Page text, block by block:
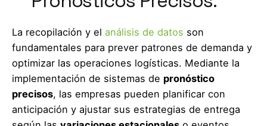
La recopilación y el análisis de datos son
fundamentales para prever patrones de demanda y
optimizar las operaciones logísticas. Mediante la
implementación de sistemas de pronóstico
precisos, las empresas pueden planificar con
anticipación y ajustar sus estrategias de entrega